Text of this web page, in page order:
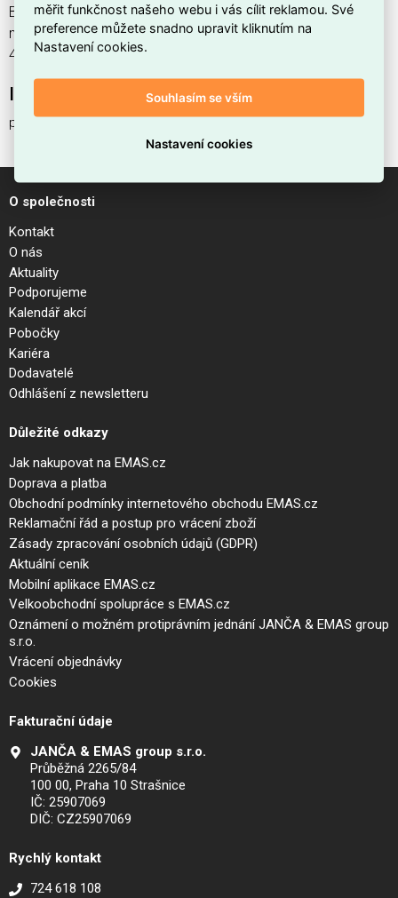
Bachman 349.015 přenosný distributor napájení 400V / 230
nabízíme od 1 ks. Kód EMAS přenosný distributor napájení
400V / 230 je ELOSOS1031645.
Interní název produktu
přenosný distributor napájení 400V / 230
O společnosti
Kontakt
O nás
Aktuality
Podporujeme
Kalendář akcí
Pobočky
Kariéra
Dodavatelé
Odhlášení z newsletteru
Důležité odkazy
Jak nakupovat na EMAS.cz
Doprava a platba
Obchodní podmínky internetového obchodu EMAS.cz
Reklamační řád a postup pro vrácení zboží
Zásady zpracování osobních údajů (GDPR)
Aktuální ceník
Mobilní aplikace EMAS.cz
Velkoobchodní spolupráce s EMAS.cz
Oznámení o možném protiprávním jednání JANČA & EMAS group
s.r.o.
Vrácení objednávky
Cookies
Fakturační údaje
JANČA & EMAS group s.r.o.
Průběžná 2265/84
100 00, Praha 10 Strašnice
IČ: 25907069
DIČ: CZ25907069
Rychlý kontakt
724 618 108
měřit funkčnost našeho webu i vás cílit reklamou. Své
preference můžete snadno upravit kliknutím na
Nastavení cookies.
Souhlasím se vším
Nastavení cookies